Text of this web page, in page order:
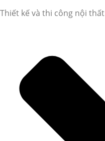
Thiết kế và thi công nội thất